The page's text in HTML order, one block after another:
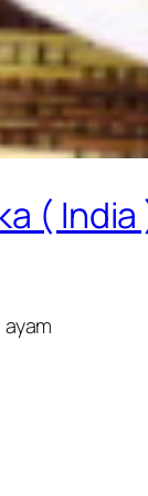
( India